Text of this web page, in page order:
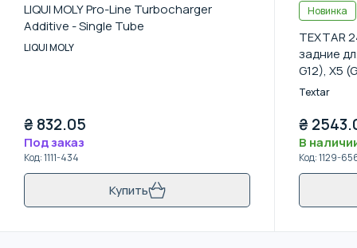
LIQUI MOLY Pro-Line Turbocharger
Additive - Single Tube
LIQUI MOLY
₴ 832.05
Под заказ
Код:1111-434
Купить
Новинка
TEXTAR
задние
G12), X5
Textar
₴
В
Код:1129-